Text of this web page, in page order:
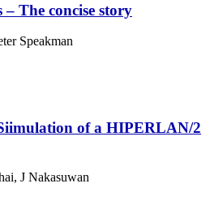
The concise story
Speakman
of a HIPERLAN/2
J Nakasuwan